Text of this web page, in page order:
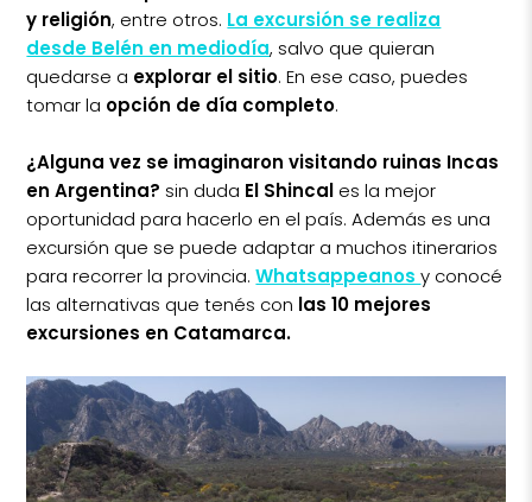
y religión, entre otros. La excursión se realiza
desde Belén en mediodía, salvo que quieran
quedarse a explorar el sitio. En ese caso, puedes
tomar la opción de día completo.
¿Alguna vez se imaginaron visitando ruinas Incas
en Argentina? sin duda El Shincal es la mejor
oportunidad para hacerlo en el país. Además es una
excursión que se puede adaptar a muchos itinerarios
para recorrer la provincia.Whatsappeanosy conocé
las alternativas que tenés con las 10 mejores
excursiones en Catamarca.